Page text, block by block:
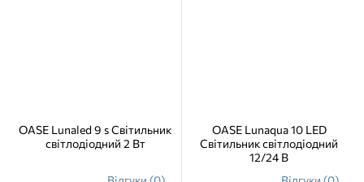
OASE Lunaled 9 s Світильник
світлодіодний 2 Вт
OASE Lunaqua 10 LED
Світильник світлодіодний
12/24 В